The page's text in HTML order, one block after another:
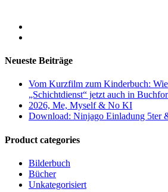
Neueste Beiträge
Vom Kurzfilm zum Kinderbuch:
„Schichtdienst“ jetzt auch in
2026, Me, Myself & No KI
Download: Ninjago Einladung 5ter
Product categories
Bilderbuch
Bücher
Unkategorisiert